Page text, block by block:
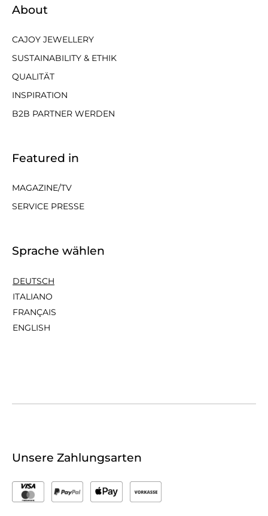
About
CAJOY JEWELLERY
SUSTAINABILITY & ETHIK
QUALITÄT
INSPIRATION
B2B PARTNER WERDEN
Featured in
MAGAZINE/TV
SERVICE PRESSE
Sprache wählen
DEUTSCH
ITALIANO
FRANÇAIS
ENGLISH
Unsere Zahlungsarten